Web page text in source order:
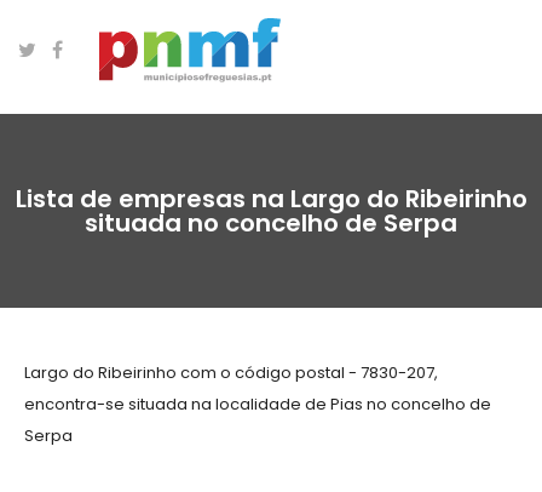
Lista de empresas na Largo do Ribeirinho
situada no concelho de Serpa
Largo do Ribeirinho com o código postal - 7830-207,
encontra-se situada na localidade de Pias no concelho de
Serpa